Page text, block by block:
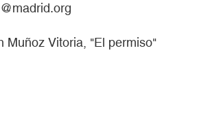
Muñoz Vitoria, "El permiso"